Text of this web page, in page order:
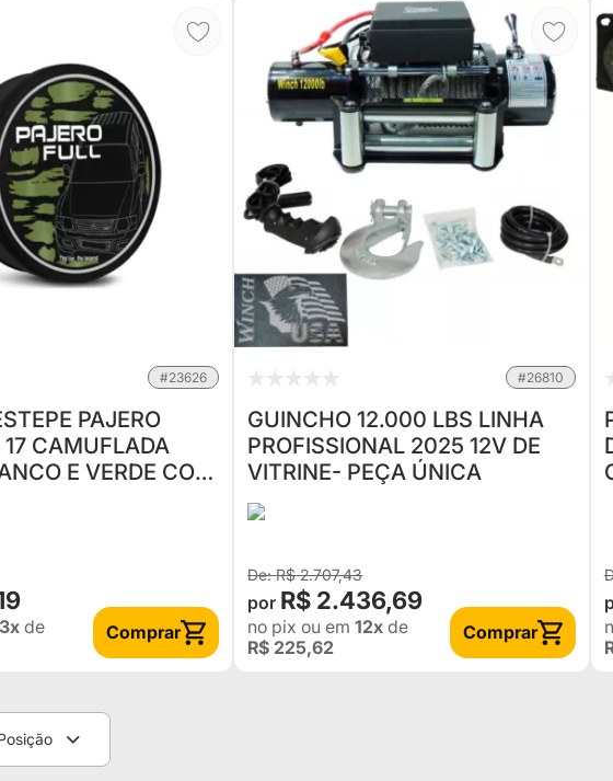
#23626
PAJERO
CAMUFLADA
E VERDE COM
3x de
Comprar
#26810
GUINCHO 12.000 LBS LINHA
PROFISSIONAL 2025 12V DE
VITRINE- PEÇA ÚNICA
R$ 2.707,43
R$ 2.436,69
no pix ou em12x de
R$ 225,62
Comprar